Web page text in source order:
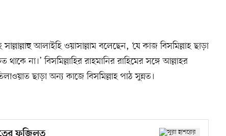
আলাইহি ওয়াসাল্লাম বলেছেন, ‘যে কাজ বিসমিল্লাহ ছাড়া
না।’ বিসমিল্লাহির রাহমানির রাহিমের সঙ্গে আল্লাহর
ছাড়া অন্য কাজে বিসমিল্লাহ পাঠ সুন্নত।